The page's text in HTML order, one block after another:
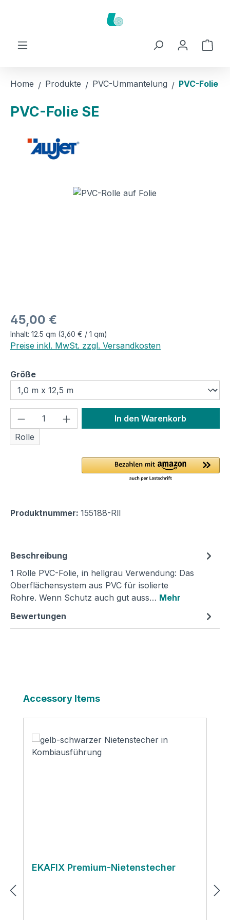
Home Produkte PVC-Ummantelung PVC-Folie
PVC-Folie SE
Bildergalerie überspringen
Regulärer Preis:
45,00 €
Inhalt: 12.5 qm (3,60 € / 1 qm)
Preise inkl. MwSt. zzgl. Versandkosten
Größeauswählen
Produkt Anzahl: Gib den
Rolle
In den Warenkorb
Produktnummer: 155188-Rll
Beschreibung
1 Rolle PVC-Folie, in hellgrau Verwendung: Das
Oberflächensystem aus PVC für isolierte
Rohre. Wenn Schutz auch gut auss… Mehr
Bewertungen
Produktgalerie überspringen
Accessory Items
EKAFIX Premium-Nietenstecher